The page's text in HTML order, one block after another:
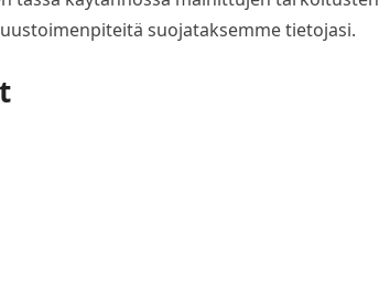
suojataksemme tietojasi.